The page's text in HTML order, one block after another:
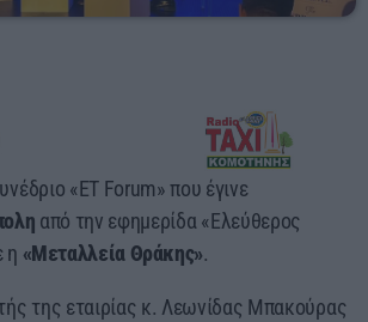
«ET Forum» που έγινε
από την εφημερίδα «Ελεύθερος
η «Μεταλλεία Θράκης».
της εταιρίας κ. Λεωνίδας Μπακούρας